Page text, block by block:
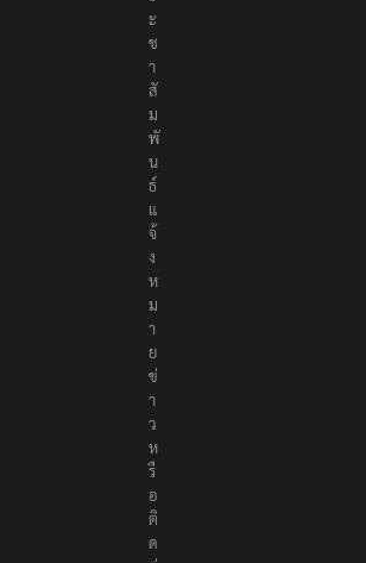
ะ
ช
า
สั
ม
พั
น
ธ์
แ
จ้
ง
ห
ม
า
ย
ข่
า
ว
ห
รื
อ
ติ
ด